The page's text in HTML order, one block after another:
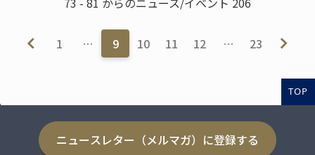
1 … 9 10 11 12 … 23
TOP
ニュースレター（メルマガ）に登録する